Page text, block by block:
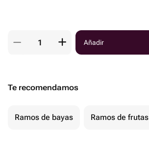
Añadir
Te recomendamos
Ramos de bayas Ramos de frutas